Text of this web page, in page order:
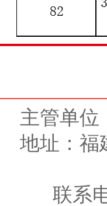
主管单
地址：福
联系